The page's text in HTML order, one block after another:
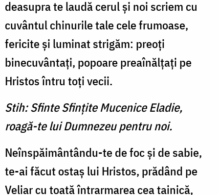
deasupra te laudă cerul şi noi scriem cu
cuvântul chinurile tale cele frumoase,
fericite şi luminat strigăm: preoţi
binecuvântaţi, popoare preaînălţaţi pe
Hristos întru toţi vecii.
Stih: Sfinte Sfinţite Mucenice Eladie,
roagă-te lui Dumnezeu pentru noi.
Neînspăimântându-te de foc şi de sabie,
te-ai făcut ostaş lui Hristos, prădând pe
Veliar cu toată întrarmarea cea tainică,